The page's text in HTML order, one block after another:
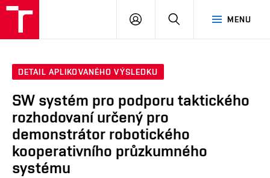
MENU
PŘIHLÁSIT
DETAIL APLIKOVANÉHO VÝSLEDKU
SW systém pro podporu taktického
rozhodovaní určený pro
demonstrátor robotického
kooperativního průzkumného
systému